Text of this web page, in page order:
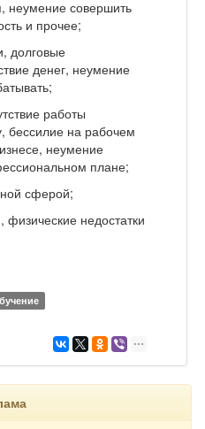
неумение совершить
и прочее;
долговые
денег, неумение
работы
бессилие на рабочем
неумение
плане;
сферой;
физические недостатки